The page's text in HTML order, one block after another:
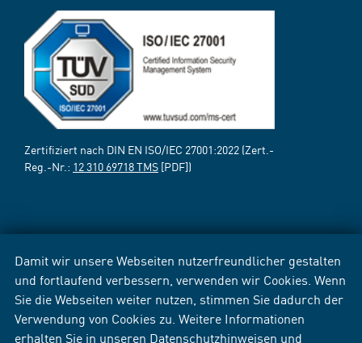
Damit wir unsere Webseiten nutzerfreundlicher gestalten
und fortlaufend verbessern, verwenden wir Cookies. Wenn
Sie die Webseiten weiter nutzen, stimmen Sie dadurch der
Verwendung von Cookies zu. Weitere Informationen
erhalten Sie in unseren Datenschutzhinweisen und
Zertifiziert nach DIN EN ISO/IEC 27001:2022 (Zert.-
Reg.-Nr.: 12 310 69718 TMS [PDF])